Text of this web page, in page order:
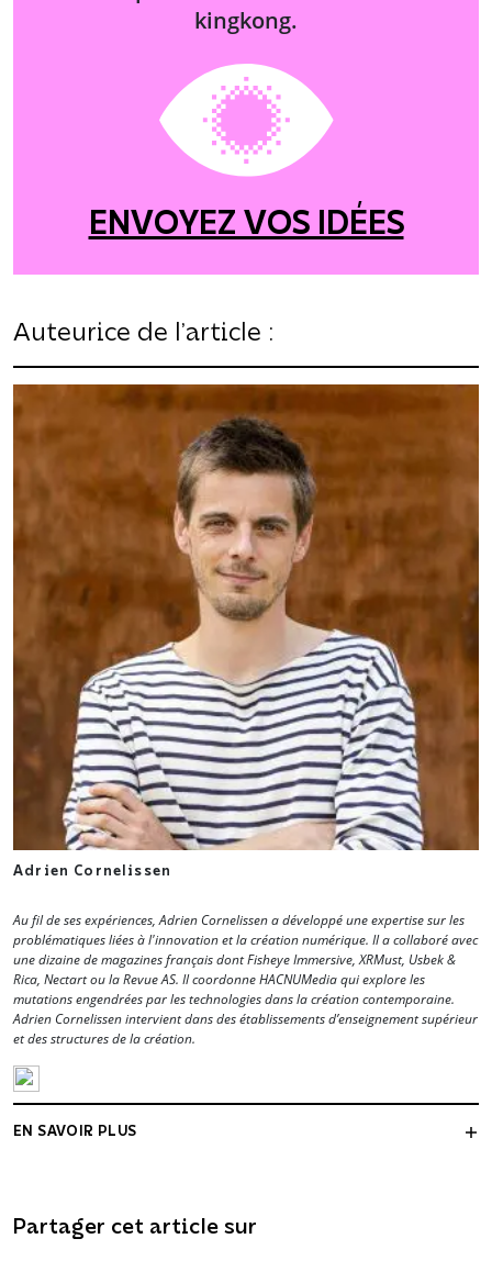
Auteurice de l’article :
Adrien Cornelissen
Au fil de ses expériences, Adrien Cornelissen a développé une expertise sur les
problématiques liées à l'innovation et la création numérique. Il a collaboré avec
une dizaine de magazines français dont Fisheye Immersive, XRMust, Usbek &
Rica, Nectart ou la Revue AS. Il coordonne HACNUMedia qui explore les
mutations engendrées par les technologies dans la création contemporaine.
Adrien Cornelissen intervient dans des établissements d’enseignement supérieur
et des structures de la création.
EN SAVOIR PLUS
kingkong.
ENVOYEZ VOS IDÉES
Partager cet article sur